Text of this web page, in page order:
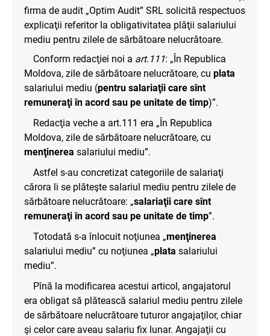
firma de audit „Optim Audit” SRL solicită respectuos
explicaţii referitor la obligativitatea plăţii salariului
mediu pentru zilele de sărbătoare nelucrătoare.
Conform redacţiei noi a art.111: „În Republica
Moldova, zile de sărbătoare nelucrătoare, cu plata
salariului mediu (pentru salariaţii care sînt
remuneraţi în acord sau pe unitate de timp)”.
Redacţia veche a art.111 era „În Republica
Moldova, zile de sărbătoare nelucrătoare, cu
menţinerea salariului mediu”.
Astfel s-au concretizat categoriile de salariaţi
cărora li se plăteşte salariul mediu pentru zilele de
sărbătoare nelucrătoare: „salariaţii care sînt
remuneraţi în acord sau pe unitate de timp”.
Totodată s-a înlocuit noţiunea „menţinerea
salariului mediu” cu noţiunea „plata salariului
mediu”.
Pînă la modificarea acestui articol, angajatorul
era obligat să plătească salariul mediu pentru zilele
de sărbătoare nelucrătoare tuturor angajaţilor, chiar
şi celor care aveau salariu fix lunar. Angajaţii cu